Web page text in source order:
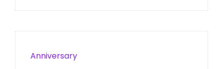
Anniversary